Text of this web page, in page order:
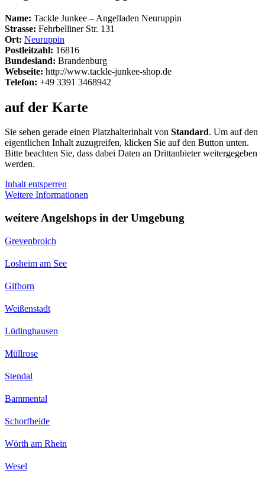
Name: Tackle Junkee – Angelladen Neuruppin
Strasse: Fehrbelliner Str. 131
Ort: Neuruppin
Postleitzahl: 16816
Bundesland: Brandenburg
Webseite: http://www.tackle-junkee-shop.de
Telefon: +49 3391 3468942
auf der Karte
Sie sehen gerade einen Platzhalterinhalt von Standard. Um auf den
eigentlichen Inhalt zuzugreifen, klicken Sie auf den Button unten.
Bitte beachten Sie, dass dabei Daten an Drittanbieter weitergegeben
werden.
Inhalt entsperren
Weitere Informationen
weitere Angelshops in der Umgebung
Grevenbroich
Losheim am See
Gifhorn
Weißenstadt
Lüdinghausen
Müllrose
Stendal
Bammental
Schorfheide
Wörth am Rhein
Wesel